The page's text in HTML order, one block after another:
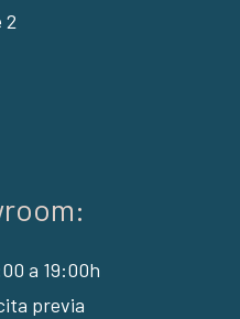
2
a 19:00h
previa